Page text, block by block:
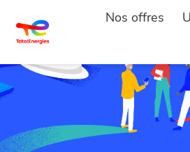
Nos offres